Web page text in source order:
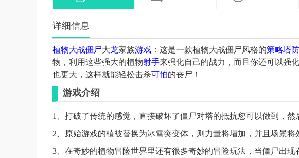
详细信息
植物大战僵尸大龙家族游戏 ：这是一款植物大战僵尸风格的策略塔防
物，利用这些强大的植物射手来强化自己的战力，而且你还可以强
也更大，这样就能轻松击杀可怕的丧尸！
游戏介绍
1、打破了传统的感觉，直接破坏了僵尸对塔的抵抗您可以做到，然
2、原始游戏的植被替换为冰雪突变体，则力量将增加，并且场景将
3、在奇妙的植物冒险世界里还有很多奇妙的冒险玩法，当僵尸出现